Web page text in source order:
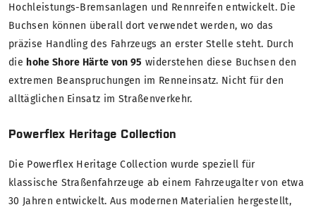
Hochleistungs-Bremsanlagen und Rennreifen entwickelt. Die
Buchsen können überall dort verwendet werden, wo das
präzise Handling des Fahrzeugs an erster Stelle steht. Durch
die hohe Shore Härte von 95 widerstehen diese Buchsen den
extremen Beanspruchungen im Renneinsatz. Nicht für den
alltäglichen Einsatz im Straßenverkehr.
Powerflex Heritage Collection
Die Powerflex Heritage Collection wurde speziell für
klassische Straßenfahrzeuge ab einem Fahrzeugalter von etwa
30 Jahren entwickelt. Aus modernen Materialien hergestellt,